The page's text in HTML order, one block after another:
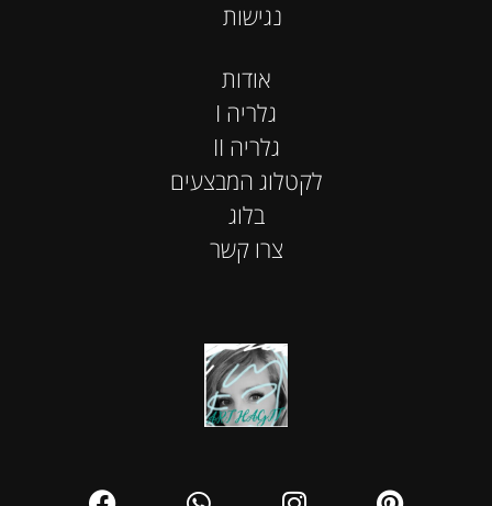
אודות
I גלריה
II גלריה
לקטלוג המבצעים
בלוג
צרו קשר
נגישות